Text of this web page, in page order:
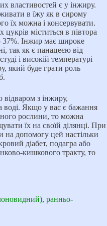
властивостей є у інжиру.
в їжу як в сирому
їх можна і консервувати.
міститься в півтора
37%. Інжир має широке
так як є панацеєю від
і високій температурі
який буде грати роль
з інжиру,
воді. Якщо у вас є бажання
рослини, то можна
їх на своїй ділянці. При
на допомогу цей настільки
діабет, подагра або
кишкового тракту, то